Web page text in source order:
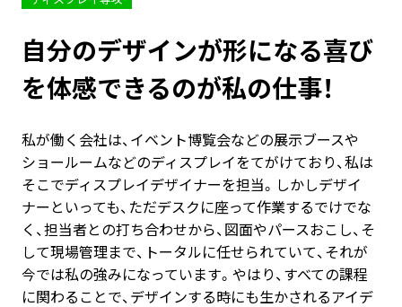
自分のデザインが形になる喜び
を体感できるのが私の仕事！
私が働く会社は、イベント博覧会などの展示ブースや
ショールームなどのディスプレイをてがけており、私は
そこでディスプレイデザイナーを担当。しかしデザイ
ナーといっても、ただデスクに座って作業するでけでな
く、担当者との打ち合わせから、図面やパースおこし、そ
して現場管理まで、トータルに任せられていて、それが
今では私の強みになっています。やはり、すべての課程
に関わることで、デザインする時にも生かされるアイデ